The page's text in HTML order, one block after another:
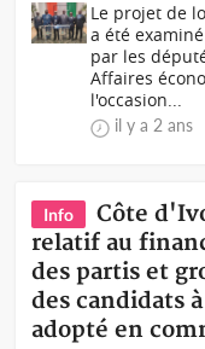
Le projet de
a été
par les
Affaires
l'occasion...
il y a 2 ans
Info
Côte
relatif au
des partis et
des candidats
adopté en